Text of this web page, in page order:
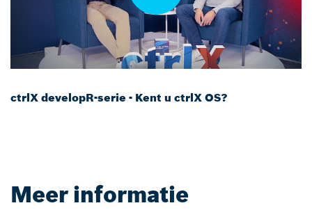
ctrlX developR-serie - Kent u ctrlX OS?
Meer informatie